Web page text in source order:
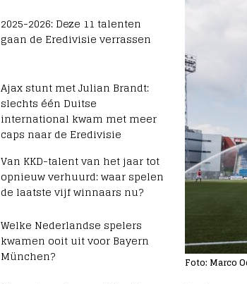
Foto: Marco
2025-2026: Deze 11 talenten
gaan de Eredivisie verrassen
Ajax stunt met Julian Brandt:
slechts één Duitse
international kwam met meer
caps naar de Eredivisie
Van KKD-talent van het jaar tot
opnieuw verhuurd: waar spelen
de laatste vijf winnaars nu?
Welke Nederlandse spelers
kwamen ooit uit voor Bayern
München?